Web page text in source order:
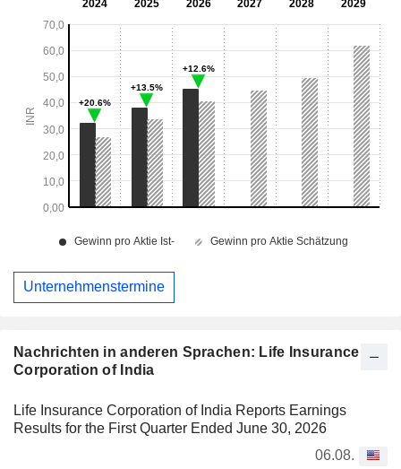
Nachrichten in anderen Sprachen: Life Insurance
Corporation of India
Life Insurance Corporation of India Reports Earnings
Results for the First Quarter Ended June 30, 2026
06.08.
Unternehmenstermine